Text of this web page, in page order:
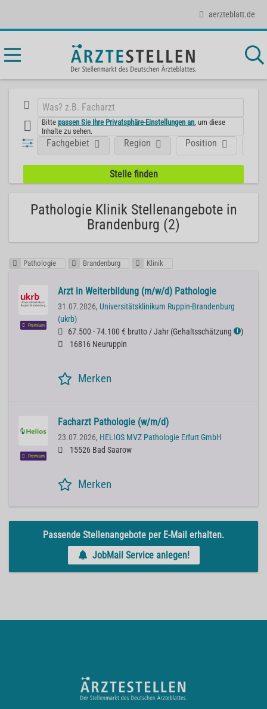
aerzteblatt.de
Bittepassen Sie Ihre Privatsphäre-Einstellungen an , um diese
Inhalte zu sehen.
Position
Fachgebiet Region
Pathologie Klinik Stellenangebote in
Brandenburg (2)
Pathologie Brandenburg Klinik
Premium
Arzt in Weiterbildung (m/w/d) Pathologie
31.07.2026, Universitätsklinikum Ruppin-Brandenburg
(ukrb)
67.500 - 74.100 € brutto / Jahr (Gehaltsschätzung ℹ )
16816 Neuruppin
Merken
Premium
Facharzt Pathologie (w/m/d)
23.07.2026, HELIOS MVZ Pathologie Erfurt GmbH
15526 Bad Saarow
Merken
Passende Stellenangebote per E-Mail erhalten.
JobMail Service anlegen!